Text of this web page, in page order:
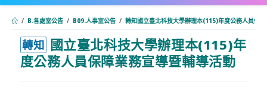
/ B.各處室公告 / B09.人事室公告 / 轉知國立臺北科技大學辦理本(115)年度公務人員保
轉知 國立臺北科技大學辦理本(115)年
度公務人員保障業務宣導暨輔導活動